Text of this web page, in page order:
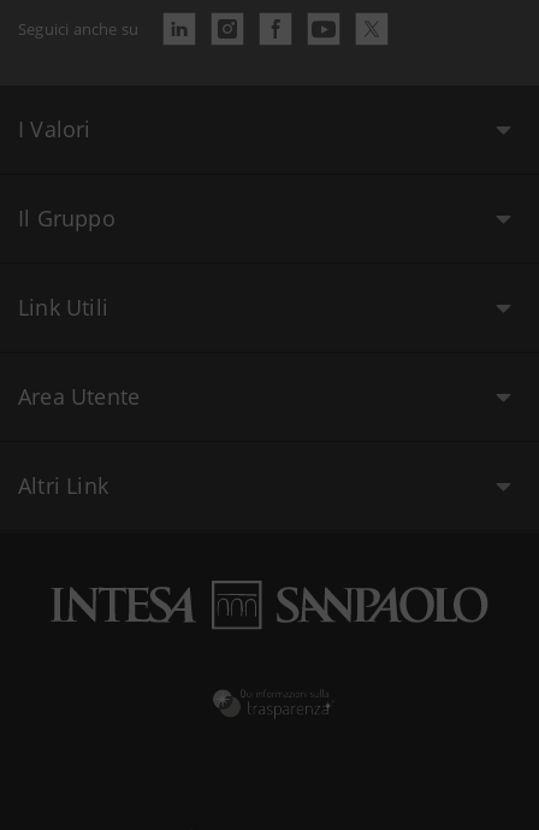
Seguici anche su
I Valori
Il Gruppo
Link Utili
Area Utente
Altri Link